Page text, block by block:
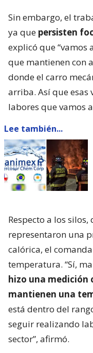
Sin embargo, el
ya que persisten
explicó que “vamos
que mantienen con
donde el carro
arriba. Así que esas
labores que vamos
Lee también...
Respecto a los
representaron una
calórica, el
temperatura. “Sí,
hizo una medición
mantienen una
está dentro del
seguir realizando
sector”, afirmó.